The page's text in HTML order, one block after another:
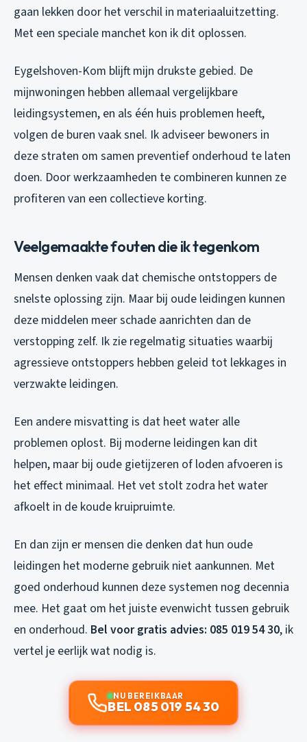
gaan lekken door het verschil in materiaaluitzetting.
Met een speciale manchet kon ik dit oplossen.
Eygelshoven-Kom blijft mijn drukste gebied. De
mijnwoningen hebben allemaal vergelijkbare
leidingsystemen, en als één huis problemen heeft,
volgen de buren vaak snel. Ik adviseer bewoners in
deze straten om samen preventief onderhoud te laten
doen. Door werkzaamheden te combineren kunnen ze
profiteren van een collectieve korting.
Veelgemaakte fouten die ik tegenkom
Mensen denken vaak dat chemische ontstoppers de
snelste oplossing zijn. Maar bij oude leidingen kunnen
deze middelen meer schade aanrichten dan de
verstopping zelf. Ik zie regelmatig situaties waarbij
agressieve ontstoppers hebben geleid tot lekkages in
verzwakte leidingen.
Een andere misvatting is dat heet water alle
problemen oplost. Bij moderne leidingen kan dit
helpen, maar bij oude gietijzeren of loden afvoeren is
het effect minimaal. Het vet stolt zodra het water
afkoelt in de koude kruipruimte.
En dan zijn er mensen die denken dat hun oude
leidingen het moderne gebruik niet aankunnen. Met
goed onderhoud kunnen deze systemen nog decennia
mee. Het gaat om het juiste evenwicht tussen gebruik
en onderhoud. Bel voor gratis advies: 085 019 54 30, ik
vertel je eerlijk wat nodig is.
NU BEREIKBAAR
BEL 085 019 54 30